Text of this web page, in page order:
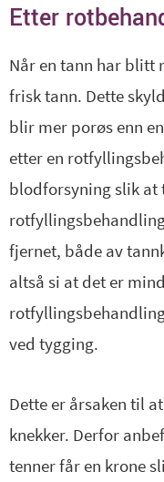
Etter
Når en tann har blitt
frisk tann. Dette
blir mer porøs enn
etter en
blodforsyning slik at
fjernet, både av
altså si at det er
ved tygging.
Dette er årsaken til
knekker. Derfor
tenner får en krone